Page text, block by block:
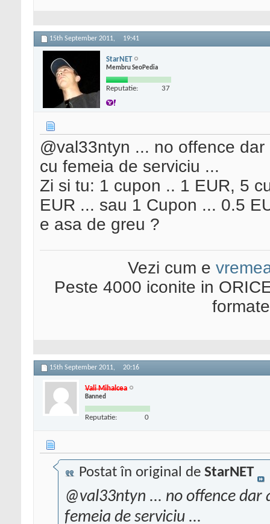
15th September 2011, 19:41
StarNET
Membru SeoPedia
Reputatie: 37
@val33ntyn ... no offence
cu femeia de serviciu ...
Zi si tu: 1 cupon .. 1 EUR, 5
EUR ... sau 1 Cupon ... 0.5
e asa de greu ?
Vezi cum e
Peste 4000 iconite in
15th September 2011, 20:16
Vali Mihalcea
Banned
Reputatie: 0
Postat în original de StarNET
@val33ntyn ... no offence
femeia de serviciu ...